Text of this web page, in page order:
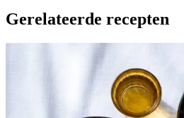
Gerelateerde recepten